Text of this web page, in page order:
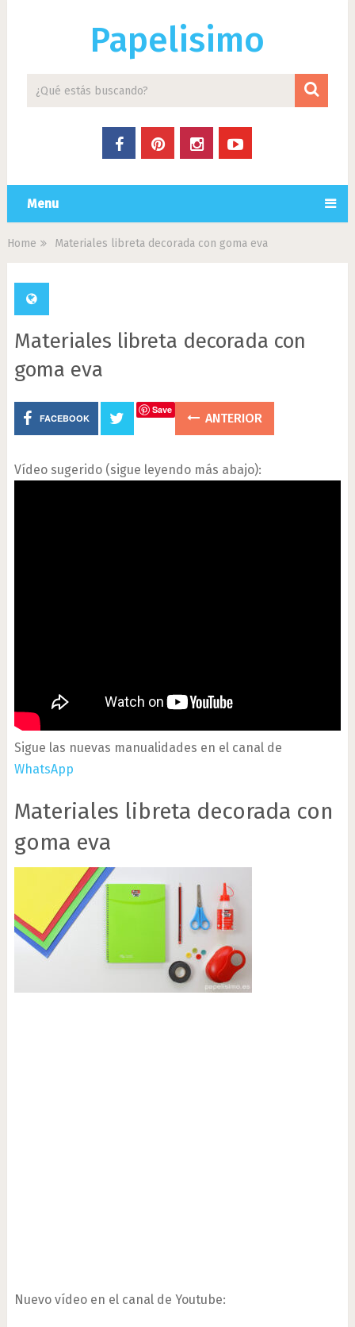
Papelisimo
Menu
Home Materiales libreta decorada con goma eva
Materiales libreta decorada con
goma eva
FACEBOOK
Save
ANTERIOR
Vídeo sugerido (sigue leyendo más abajo):
Sigue las nuevas manualidades en el canal de
WhatsApp
Materiales libreta decorada con
goma eva
Nuevo vídeo en el canal de Youtube: